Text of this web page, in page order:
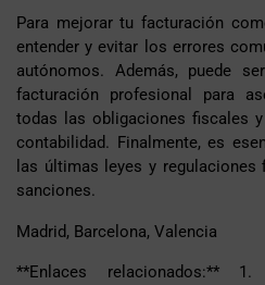
Para mejorar tu facturación
entender y evitar los errores
autónomos. Además, puede
facturación profesional para
todas las obligaciones fiscales
contabilidad. Finalmente, es
las últimas leyes y
sanciones.
Madrid, Barcelona, Valencia
**Enlaces relacionados:**